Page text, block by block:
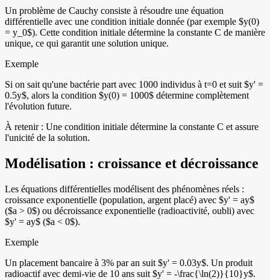
Un problème de Cauchy consiste à résoudre une équation
différentielle avec une condition initiale donnée (par exemple $y(0)
= y_0$). Cette condition initiale détermine la constante C de manière
unique, ce qui garantit une solution unique.
Exemple
Si on sait qu'une bactérie part avec 1000 individus à t=0 et suit $y' =
0.5y$, alors la condition $y(0) = 1000$ détermine complètement
l'évolution future.
À retenir : Une condition initiale détermine la constante C et assure
l'unicité de la solution.
Modélisation : croissance et décroissance
Les équations différentielles modélisent des phénomènes réels :
croissance exponentielle (population, argent placé) avec $y' = ay$
($a > 0$) ou décroissance exponentielle (radioactivité, oubli) avec
$y' = ay$ ($a < 0$).
Exemple
Un placement bancaire à 3% par an suit $y' = 0.03y$. Un produit
radioactif avec demi-vie de 10 ans suit $y' = -\frac{\ln(2)}{10}y$.